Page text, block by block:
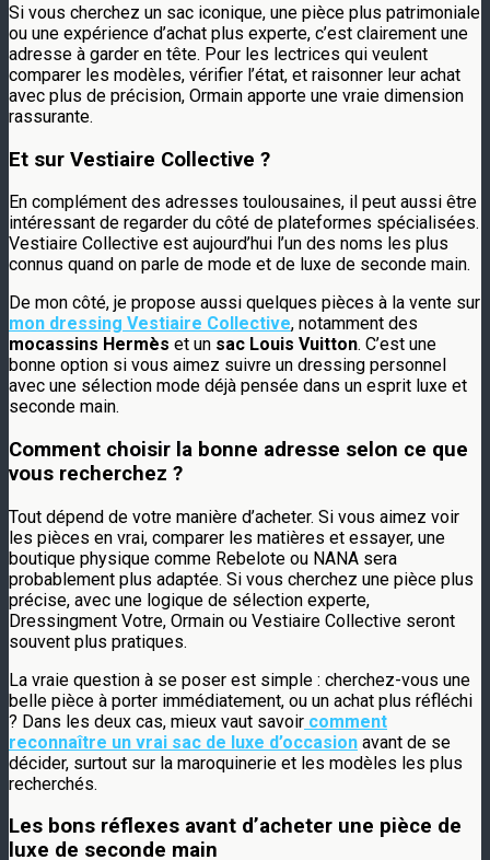
Si vous cherchez un sac iconique, une pièce plus patrimoniale
ou une expérience d’achat plus experte, c’est clairement une
adresse à garder en tête. Pour les lectrices qui veulent
comparer les modèles, vérifier l’état, et raisonner leur achat
avec plus de précision, Ormain apporte une vraie dimension
rassurante.
Et sur Vestiaire Collective ?
En complément des adresses toulousaines, il peut aussi être
intéressant de regarder du côté de plateformes spécialisées.
Vestiaire Collective est aujourd’hui l’un des noms les plus
connus quand on parle de mode et de luxe de seconde main.
De mon côté, je propose aussi quelques pièces à la vente sur
mon dressing Vestiaire Collective, notamment des
mocassins Hermès et un sac Louis Vuitton. C’est une
bonne option si vous aimez suivre un dressing personnel
avec une sélection mode déjà pensée dans un esprit luxe et
seconde main.
Comment choisir la bonne adresse selon ce que
vous recherchez ?
Tout dépend de votre manière d’acheter. Si vous aimez voir
les pièces en vrai, comparer les matières et essayer, une
boutique physique comme Rebelote ou NANA sera
probablement plus adaptée. Si vous cherchez une pièce plus
précise, avec une logique de sélection experte,
Dressingment Votre, Ormain ou Vestiaire Collective seront
souvent plus pratiques.
La vraie question à se poser est simple : cherchez-vous une
belle pièce à porter immédiatement, ou un achat plus réfléchi
? Dans les deux cas, mieux vaut savoir comment
reconnaître un vrai sac de luxe d’occasion avant de se
décider, surtout sur la maroquinerie et les modèles les plus
recherchés.
Les bons réflexes avant d’acheter une pièce de
luxe de seconde main